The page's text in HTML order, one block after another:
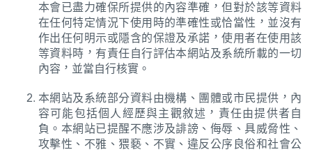
本會已盡力確保所提供的內容準確，但對於該等資料
在任何特定情況下使用時的準確性或恰當性，並沒有
作出任何明示或隱含的保證及承諾，使用者在使用該
等資料時，有責任自行評估本網站及系統所載的一切
內容，並當自行核實。
本網站及系統部分資料由機構、團體或市民提供，內
容可能包括個人經歷與主觀敘述，責任由提供者自
負。本網站已提醒不應涉及誹謗、侮辱、具威脅性、
攻擊性、不雅、猥褻、不實、違反公序良俗和社會公